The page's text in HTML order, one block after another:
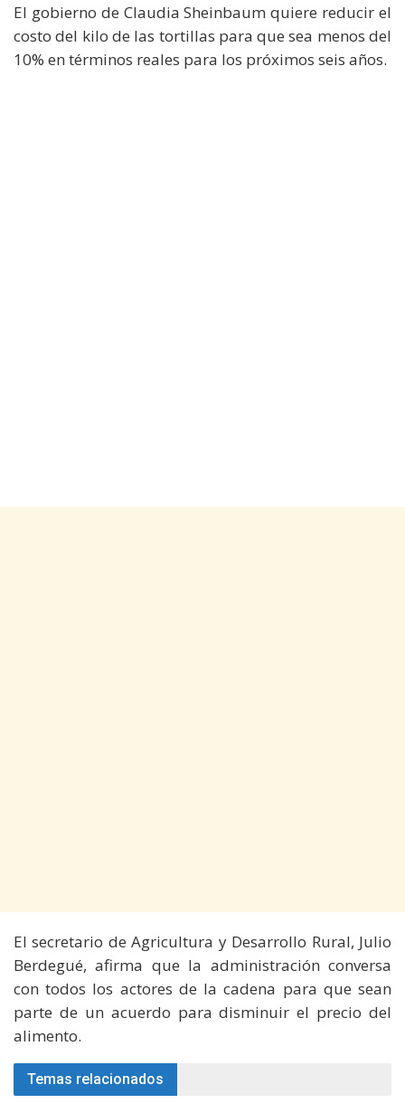
El gobierno de Claudia Sheinbaum quiere reducir el
costo del kilo de las tortillas para que sea menos del
10% en términos reales para los próximos seis años.
El secretario de Agricultura y Desarrollo Rural, Julio
Berdegué, afirma que la administración conversa
con todos los actores de la cadena para que sean
parte de un acuerdo para disminuir el precio del
alimento.
Temas relacionados